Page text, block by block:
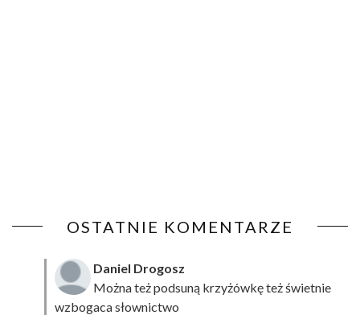
OSTATNIE KOMENTARZE
Daniel Drogosz
Można też podsuną krzyżówkęteż świetnie
wzbogaca słownictwo